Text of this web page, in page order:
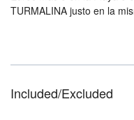
TURMALINA justo en la
Included/Excluded